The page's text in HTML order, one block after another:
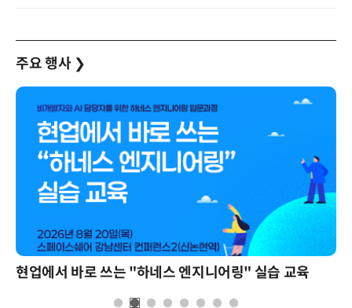
주요 행사 ❯
현업에서 바로 쓰는 "하네스 엔지니어링" 실습 교육